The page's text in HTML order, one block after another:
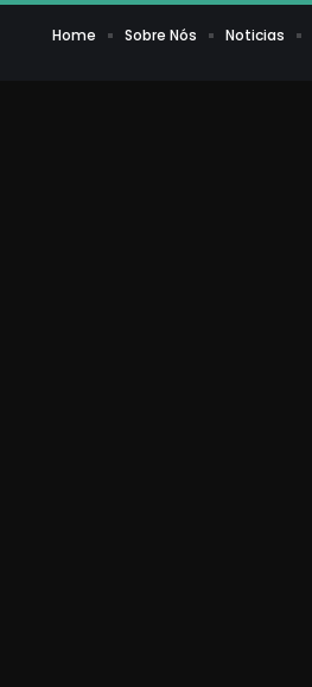
Home Sobre Nós Noticias